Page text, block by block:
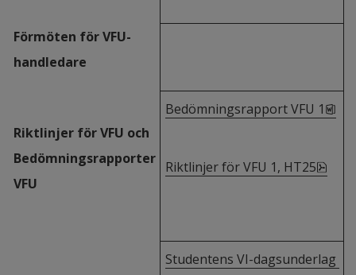
Förmöten för VFU-
handledare
Riktlinjer för VFU och
Bedömningsrapporter
VFU
Bedömningsrapport VFU 1
Riktlinjer för VFU 1, HT25
Studentens VI-dagsunderlag